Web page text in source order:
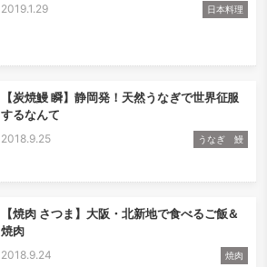
2019.1.29 日本料理
【炭焼鰻 瞬】静岡発！天然うなぎで世界征服
するなんて
2018.9.25 うなぎ 鰻
【焼肉 さつま】大阪・北新地で食べるご飯＆
焼肉
2018.9.24 焼肉